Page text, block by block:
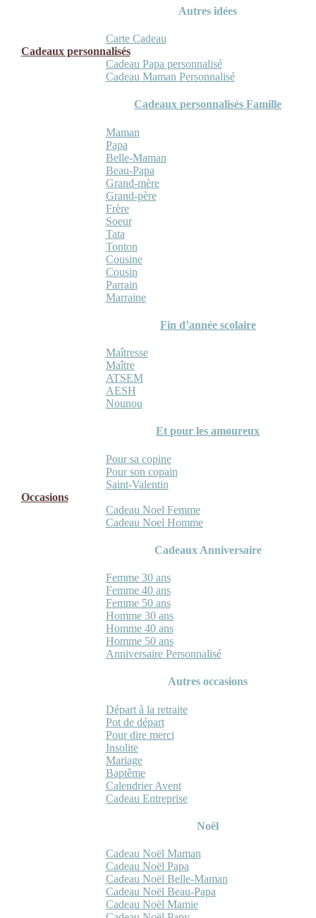
Autres idées
Carte Cadeau
Cadeaux personnalisés
Cadeau Papa personnalisé
Cadeau Maman Personnalisé
Cadeaux personnalisés Famille
Maman
Papa
Belle-Maman
Beau-Papa
Grand-mère
Grand-père
Frère
Soeur
Tata
Tonton
Cousine
Cousin
Parrain
Marraine
Fin d’année scolaire
Maîtresse
Maître
ATSEM
AESH
Nounou
Et pour les amoureux
Pour sa copine
Pour son copain
Saint-Valentin
Occasions
Cadeau Noel Femme
Cadeau Noel Homme
Cadeaux Anniversaire
Femme 30 ans
Femme 40 ans
Femme 50 ans
Homme 30 ans
Homme 40 ans
Homme 50 ans
Anniversaire Personnalisé
Autres occasions
Départ à la retraite
Pot de départ
Pour dire merci
Insolite
Mariage
Baptême
Calendrier Avent
Cadeau Entreprise
Noël
Cadeau Noël Maman
Cadeau Noël Papa
Cadeau Noël Belle-Maman
Cadeau Noël Beau-Papa
Cadeau Noël Mamie